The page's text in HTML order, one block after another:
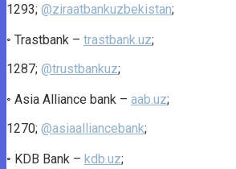
1293; @ziraatbankuzbekistan;
◦ Trastbank – trastbank.uz;
1287; @trustbankuz;
◦ Asia Alliance bank – aab.uz;
1270; @asiaalliancebank;
◦ KDB Bank – kdb.uz;